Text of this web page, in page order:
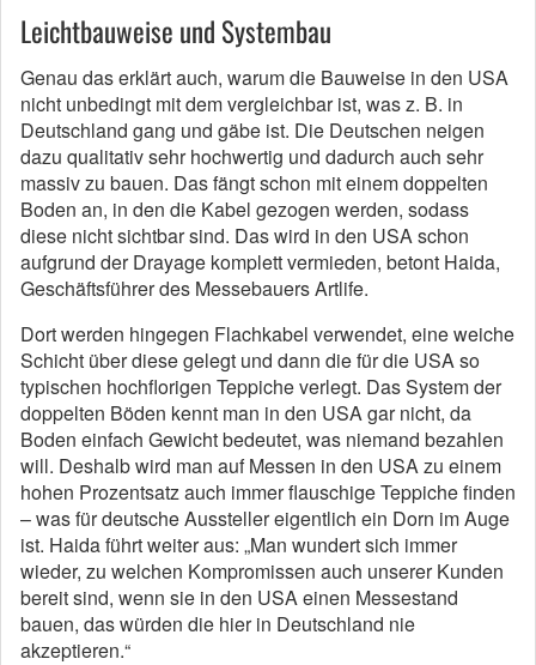
Leichtbauweise und Systembau
Genau das erklärt auch, warum die Bauweise in den USA
nicht unbedingt mit dem vergleichbar ist, was z. B. in
Deutschland gang und gäbe ist. Die Deutschen neigen
dazu qualitativ sehr hochwertig und dadurch auch sehr
massiv zu bauen. Das fängt schon mit einem doppelten
Boden an, in den die Kabel gezogen werden, sodass
diese nicht sichtbar sind. Das wird in den USA schon
aufgrund der Drayage komplett vermieden, betont Haida,
Geschäftsführer des Messebauers Artlife.
Dort werden hingegen Flachkabel verwendet, eine weiche
Schicht über diese gelegt und dann die für die USA so
typischen hochflorigen Teppiche verlegt. Das System der
doppelten Böden kennt man in den USA gar nicht, da
Boden einfach Gewicht bedeutet, was niemand bezahlen
will. Deshalb wird man auf Messen in den USA zu einem
hohen Prozentsatz auch immer flauschige Teppiche finden
– was für deutsche Aussteller eigentlich ein Dorn im Auge
ist. Haida führt weiter aus: „Man wundert sich immer
wieder, zu welchen Kompromissen auch unserer Kunden
bereit sind, wenn sie in den USA einen Messestand
bauen, das würden die hier in Deutschland nie
akzeptieren.“